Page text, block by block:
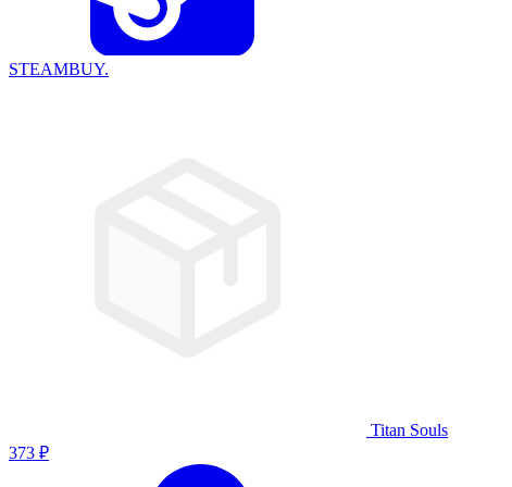
STEAMBUY.
Titan Souls
373 ₽